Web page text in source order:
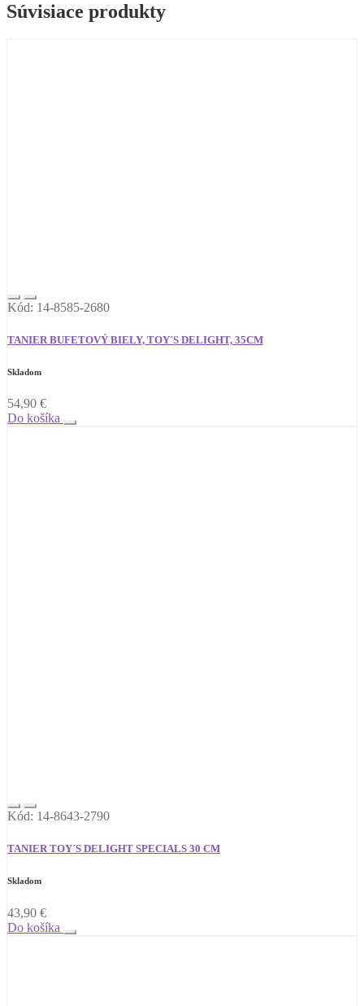
Súvisiace produkty
Kód: 14-8585-2680
TANIER BUFETOVÝ BIELY, TOY´S DELIGHT, 35CM
Skladom
54,90 €
Do košíka
Kód: 14-8643-2790
TANIER TOY´S DELIGHT SPECIALS 30 CM
Skladom
43,90 €
Do košíka